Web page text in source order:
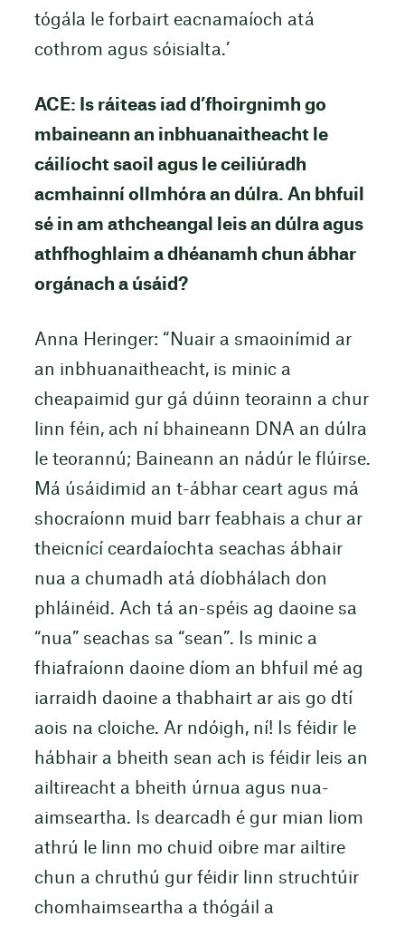
tógála le forbairt eacnamaíoch atá
cothrom agus sóisialta.’
ACE: Is ráiteas iad d’fhoirgnimh go
mbaineann an inbhuanaitheacht le
cáilíocht saoil agus le ceiliúradh
acmhainní ollmhóra an dúlra. An bhfuil
sé in am athcheangal leis an dúlra agus
athfhoghlaim a dhéanamh chun ábhar
orgánach a úsáid?
Anna Heringer: “Nuair a smaoinímid ar
an inbhuanaitheacht, is minic a
cheapaimid gur gá dúinn teorainn a chur
linn féin, ach ní bhaineann DNA an dúlra
le teorannú; Baineann an nádúr le flúirse.
Má úsáidimid an t-ábhar ceart agus má
shocraíonn muid barr feabhais a chur ar
theicnící ceardaíochta seachas ábhair
nua a chumadh atá díobhálach don
phláinéid. Ach tá an-spéis ag daoine sa
“nua” seachas sa “sean”. Is minic a
fhiafraíonn daoine díom an bhfuil mé ag
iarraidh daoine a thabhairt ar ais go dtí
aois na cloiche. Ar ndóigh, ní! Is féidir le
hábhair a bheith sean ach is féidir leis an
ailtireacht a bheith úrnua agus nua-
aimseartha. Is dearcadh é gur mian liom
athrú le linn mo chuid oibre mar ailtire
chun a chruthú gur féidir linn struchtúir
chomhaimseartha a thógáil a